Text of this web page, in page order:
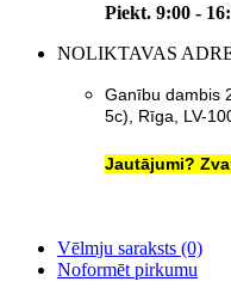
Piekt. 9:00 -
NOLIKTAVAS
Ganību dambis
5c), Rīga, LV-
Jautājumi?
Vēlmju saraksts (0)
Noformēt pirkumu